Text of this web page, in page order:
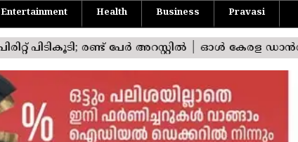
Entertainment Health Business Pravasi